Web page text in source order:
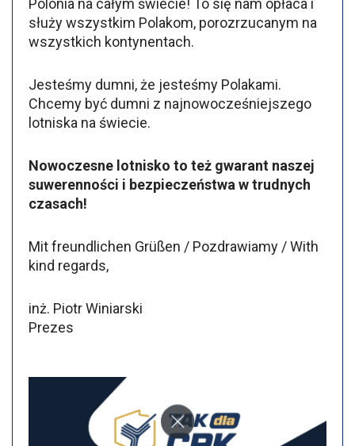
Polonia na całym świecie! To się nam opłaca i
służy wszystkim Polakom, porozrzucanym na
wszystkich kontynentach.
Jesteśmy dumni, że jesteśmy Polakami.
Chcemy być dumni z najnowocześniejszego
lotniska na świecie.
Nowoczesne lotnisko to też gwarant naszej
suwerenności i bezpieczeństwa w trudnych
czasach!
Mit freundlichen Grüßen / Pozdrawiamy / With
kind regards,
inż. Piotr Winiarski
Prezes